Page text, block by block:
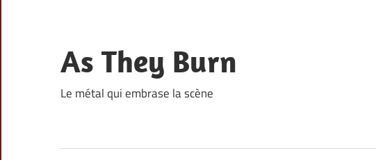
content
As They Burn
Le métal qui embrase la scène